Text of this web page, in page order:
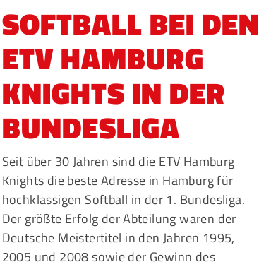
SOFTBALL BEI DEN
ETV HAMBURG
KNIGHTS IN DER
BUNDESLIGA
Seit über 30 Jahren sind die ETV Hamburg
Knights die beste Adresse in Hamburg für
hochklassigen Softball in der 1. Bundesliga.
Der größte Erfolg der Abteilung waren der
Deutsche Meistertitel in den Jahren 1995,
2005 und 2008 sowie der Gewinn des